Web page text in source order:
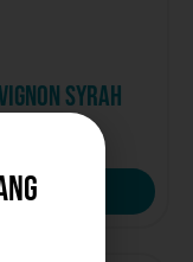
Syrah